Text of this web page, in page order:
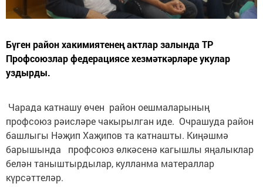
Бүген район хакимиятенең актлар залында ТР
Профсоюзлар федерациясе хезмәткәрләре укулар
уздырды.
Чарада катнашу өчен район оешмаларының
профсоюз рәисләре чакырылган иде. Очрашуда район
башлыгы Нәҗип Хаҗипов та катнашты. Киңәшмә
барышында профсоюз өлкәсенә кагышлы яңалыклар
белән таныштырдылар, кулланма матераллар
күрсәттеләр.